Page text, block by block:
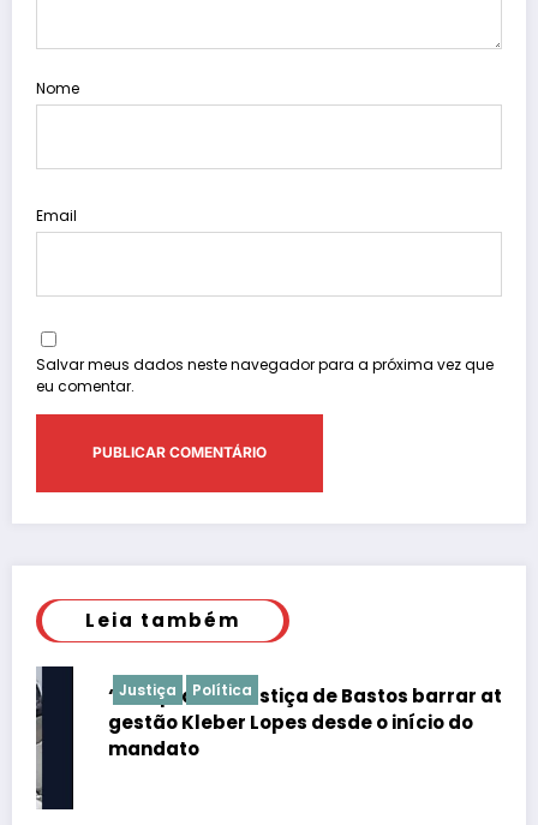
Nome
Email
Salvar meus dados neste navegador para a próxima vez que
eu comentar.
Leia também
Justiça Política
“É de praxe”: Justiça de Bastos barrar atos da
gestão Kleber Lopes desde o início do
mandato